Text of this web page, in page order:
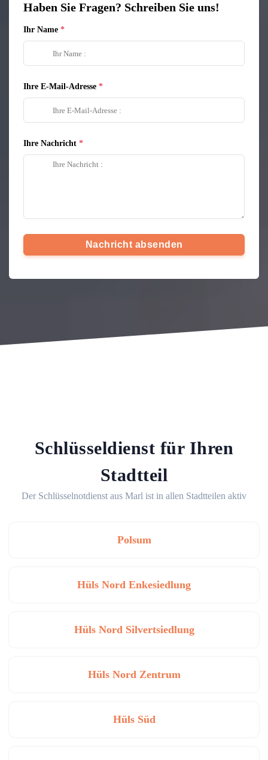
Haben Sie Fragen? Schreiben Sie uns!
Ihr Name
Ihre E-Mail-Adresse
Ihre Nachricht
Nachricht absenden
Schlüsseldienst für Ihren
Stadtteil
Der Schlüsselnotdienst aus Marl ist in allen Stadtteilen aktiv
Polsum
Hüls Nord Enkesiedlung
Hüls Nord Silvertsiedlung
Hüls Nord Zentrum
Hüls Süd